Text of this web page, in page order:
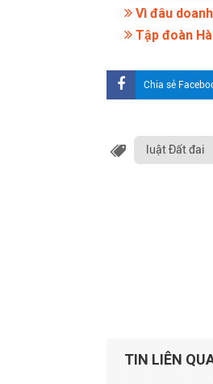
Vì đâu
Tập đoàn
Chia sẻ
luật Đất đai
TIN LIÊN